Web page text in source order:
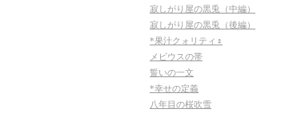
寂しがり屋の黒兎（中編）
寂しがり屋の黒兎（後編）
*果汁クォリティ♀
メビウスの帯
誓いの一文
*幸せの定義
八年目の桜吹雪